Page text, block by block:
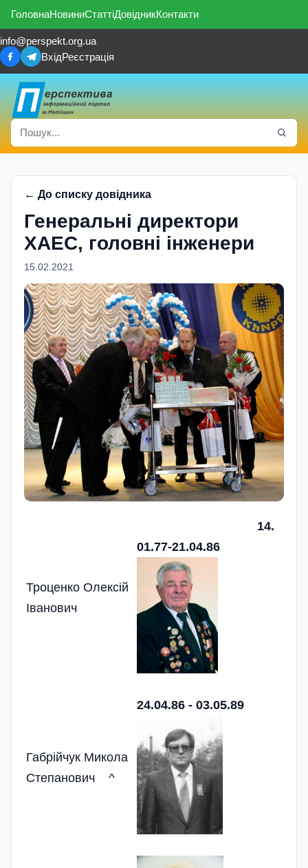
ГоловнаНовиниСтаттіДовідникКонтакти
info@perspekt.org.ua
ВхідРеєстрація
← До списку довідника
Генеральні директори
ХАЕС, головні інженери
15.02.2021
Троценко Олексій
Іванович
14.
01.77-21.04.86
Габрійчук Микола
Степанович ^
24.04.86 - 03.05.89